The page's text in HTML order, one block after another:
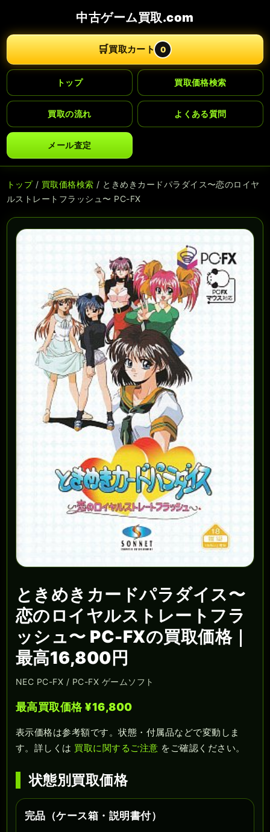
中古ゲーム買取.com
🛒買取カート 0
トップ 買取価格検索
買取の流れ よくある質問
メール査定
トップ/ 買取価格検索 / ときめきカードパラダイス〜恋のロイヤ
ルストレートフラッシュ〜 PC-FX
ときめきカードパラダイス〜
恋のロイヤルストレートフラ
ッシュ〜 PC-FXの買取価格｜
最高16,800円
NEC PC-FX / PC-FX ゲームソフト
最高買取価格 ¥16,800
表示価格は参考額です。状態・付属品などで変動しま
す。詳しくは 買取に関するご注意 をご確認ください。
状態別買取価格
完品（ケース箱・説明書付）